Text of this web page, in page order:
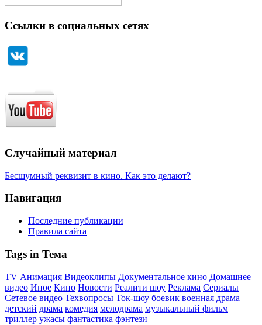
Ссылки в социальных сетях
Случайный материал
Бесшумный реквизит в кино. Как это делают?
Навигация
Последние публикации
Правила сайта
Tags in Тема
TV Анимация Видеоклипы Документальное кино Домашнее
видео Иное Кино Новости Реалити шоу Реклама Сериалы
Сетевое видео Техвопросы Ток-шоу боевик военная драма
детский драма комедия мелодрама музыкальный фильм
триллер ужасы фантастика фэнтези